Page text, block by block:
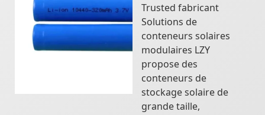
Trusted fabricant
Solutions de
conteneurs solaires
modulaires LZY
propose des
conteneurs de
stockage solaire de
grande taille,